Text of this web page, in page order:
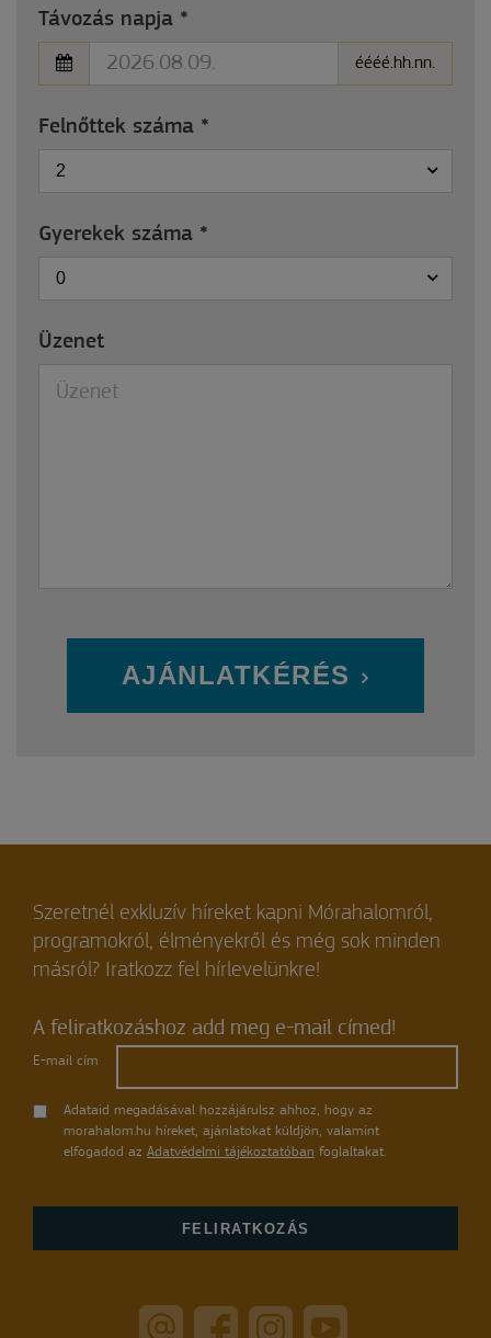
Távozás napja *
éééé.hh.nn.
Felnőttek száma *
2
Gyerekek száma *
0
Üzenet
AJÁNLATKÉRÉS
Szeretnél exkluzív híreket kapni Mórahalomról,
programokról, élményekről és még sok minden
másról? Iratkozz fel hírlevelünkre!
A feliratkozáshoz add meg e-mail címed!
E-mail cím
Adataid megadásával hozzájárulsz ahhoz, hogy az
morahalom.hu híreket, ajánlatokat küldjön, valamint
elfogadod az Adatvédelmi tájékoztatóban foglaltakat.